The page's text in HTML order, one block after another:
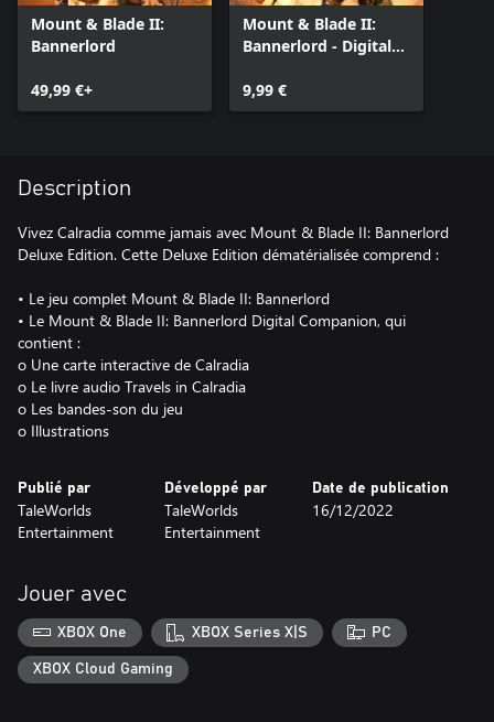
Mount & Blade II:
Bannerlord
49,99 €+
Mount & Blade II:
Bannerlord - Digital
9,99 €
Description
Vivez Calradia comme jamais avec Mount & Blade II: Bannerlord
Deluxe Edition. Cette Deluxe Edition dématérialisée comprend :
• Le jeu complet Mount & Blade II: Bannerlord
• Le Mount & Blade II: Bannerlord Digital Companion, qui
contient :
o Une carte interactive de Calradia
o Le livre audio Travels in Calradia
o Les bandes-son du jeu
Publié par
TaleWorlds
Entertainment
Développé par
TaleWorlds
Entertainment
Date de publication
16/12/2022
Jouer avec
XBOX One XBOX Series X|S PC
XBOX Cloud Gaming